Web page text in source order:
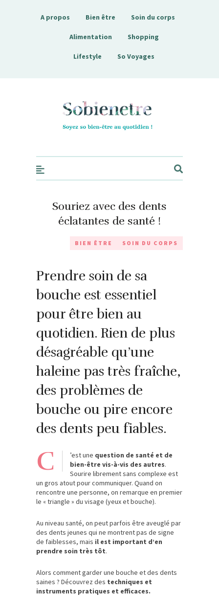
A propos Bien être Soin du corps
Alimentation Shopping
Lifestyle So Voyages
Sobienetre
Souriez avec des dents
éclatantes de santé !
BIEN ÊTRE SOIN DU CORPS
Prendre soin de sa
bouche est essentiel
pour être bien au
quotidien. Rien de plus
désagréable qu’une
haleine pas très fraîche,
des problèmes de
bouche ou pire encore
des dents peu fiables.
C ’est une question de santé et de
bien-être vis-à-vis des autres.
Sourire librement sans complexe est
un gros atout pour communiquer. Quand on
rencontre une personne, on remarque en premier
le « triangle » du visage (yeux et bouche).
Au niveau santé, on peut parfois être aveuglé par
des dents jeunes qui ne montrent pas de signe
de faiblesses, mais il est important d’en
prendre soin très tôt.
Alors comment garder une bouche et des dents
saines ? Découvrez des techniques et
instruments pratiques et efficaces.